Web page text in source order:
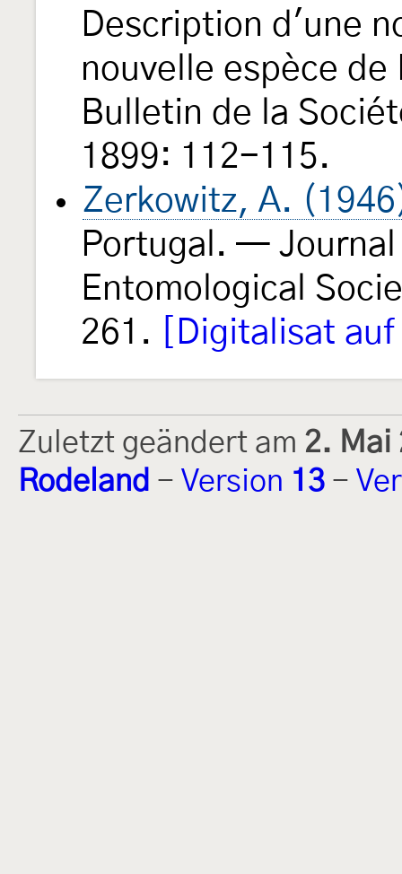
Description d'une
nouvelle espèce
Bulletin de la
1899: 112-115.
Zerkowitz, A.
Portugal. — Journal
Entomological
261.
[Digitalisat
Zuletzt geändert am 2. Mai
Rodeland - Version 13 -